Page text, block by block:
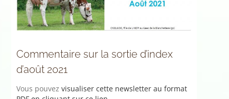
Commentaire sur la sortie d’index
d’août 2021
Vous pouvezvisualiser cette newsletter au format